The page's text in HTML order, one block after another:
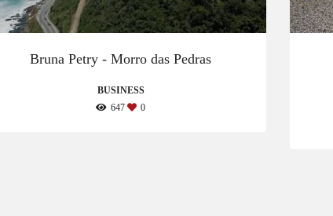
Bruna Petry - Morro das Pedras
BUSINESS
647
0